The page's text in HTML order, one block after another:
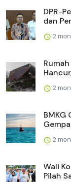
DPR-
dan
2
2
BMKG
2
Wali
Pilah